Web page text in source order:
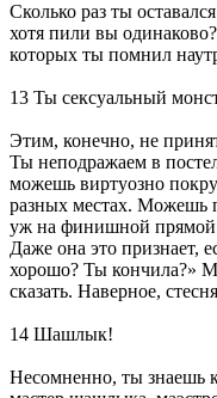
Сколько раз ты
хотя пили вы
которых ты помнил
13 Ты сексуальный
Этим, конечно, не
Ты неподражаем в
можешь виртуозно
разных местах. Можешь
уж на финишной прямой
Даже она это признает,
хорошо? Ты кончила?»
сказать. Наверное,
14 Шашлык!
Несомненно, ты знаешь